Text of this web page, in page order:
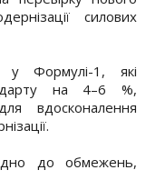
силових
Формулі-1, які
на 4–6 %,
вдосконалення
до обмежень,